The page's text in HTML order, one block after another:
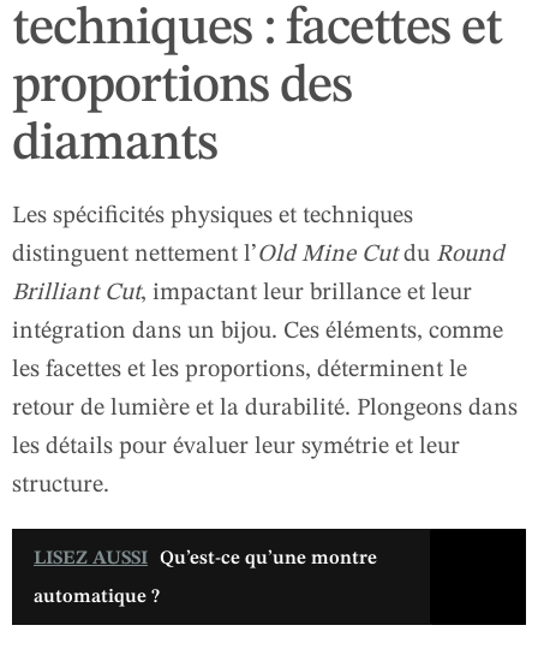
techniques : facettes et
proportions des
diamants
Les spécificités physiques et techniques
distinguent nettement l’Old Mine Cutdu Round
Brilliant Cut, impactant leur brillance et leur
intégration dans un bijou. Ces éléments, comme
les facettes et les proportions, déterminent le
retour de lumière et la durabilité. Plongeons dans
les détails pour évaluer leur symétrie et leur
structure.
LISEZ AUSSI
Qu’est-ce qu’une montre
automatique ?